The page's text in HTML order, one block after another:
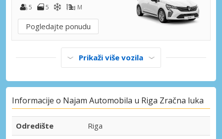
5
5 M
Pogledajte ponudu
Prikaži više vozila
Informacije o Najam Automobila u Riga Zračna luka
Odredište
Riga